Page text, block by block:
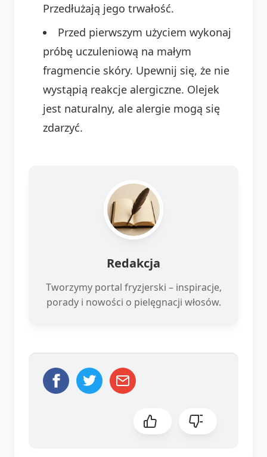
Przedłużają jego trwałość.
Przed pierwszym użyciem wykonaj
próbę uczuleniową na małym
fragmencie skóry. Upewnij się, że nie
wystąpią reakcje alergiczne. Olejek
jest naturalny, ale alergie mogą się
zdarzyć.
Redakcja
Tworzymy portal fryzjerski – inspiracje,
porady i nowości o pielęgnacji włosów.